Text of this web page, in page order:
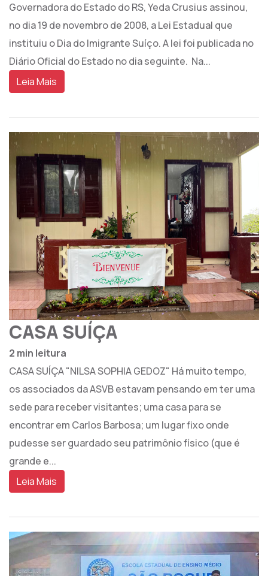
Governadora do Estado do RS, Yeda Crusius assinou,
no dia 19 de novembro de 2008, a Lei Estadual que
instituiu o Dia do Imigrante Suíço. A lei foi publicada no
Diário Oficial do Estado no dia seguinte. Na...
Leia Mais
CASA SUÍÇA
2 min leitura
CASA SUÍÇA "NILSA SOPHIA GEDOZ" Há muito tempo,
os associados da ASVB estavam pensando em ter uma
sede para receber visitantes; uma casa para se
encontrar em Carlos Barbosa; um lugar fixo onde
pudesse ser guardado seu patrimônio físico (que é
grande e...
Leia Mais